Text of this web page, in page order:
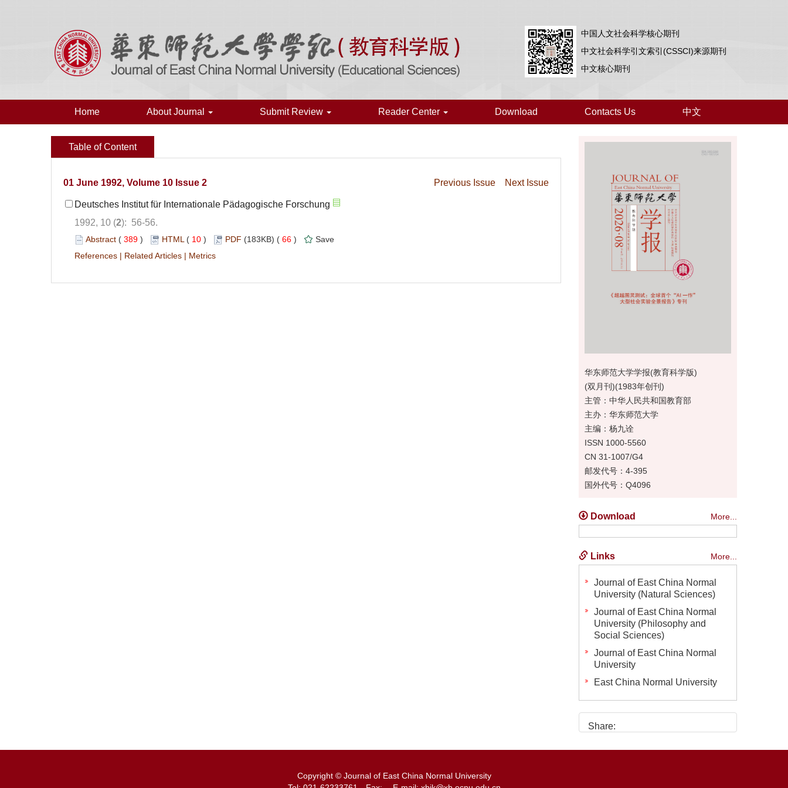
中国人文社会科学核心期刊
中文社会科学引文索引(CSSCI)来源期刊
中文核心期刊
Home About Journal Submit Review Reader Center Download Contacts Us 中文
Table of Content
01 June 1992, Volume 10 Issue 2 Previous Issue Next Issue
Deutsches Institut für Internationale Pädagogische Forschung
1992, 10 (2): 56-56.
Abstract ( 389 ) HTML ( 10 ) PDF (183KB) ( 66 )
Save
References | Related Articles | Metrics
华东师范大学学报(教育科学版)
(双月刊)(1983年创刊)
主管：中华人民共和国教育部
主办：华东师范大学
主编：杨九诠
ISSN 1000-5560
CN 31-1007/G4
邮发代号：4-395
国外代号：Q4096
Download More...
Links More...
Journal of East China Normal
University (Natural Sciences)
Journal of East China Normal
University (Philosophy and
Social Sciences)
Journal of East China Normal
University
East China Normal University
Share:
Copyright © Journal of East China Normal University